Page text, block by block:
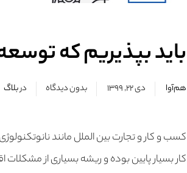
باید بپذیریم که
هم‌آوا دی ۲۲, ۱۳۹۹ بدون دیدگاه دربلاگ
کسب و کار و تجارت بین الملل مانند
کار بسیار پایین بوده و ریشه بسیاری از